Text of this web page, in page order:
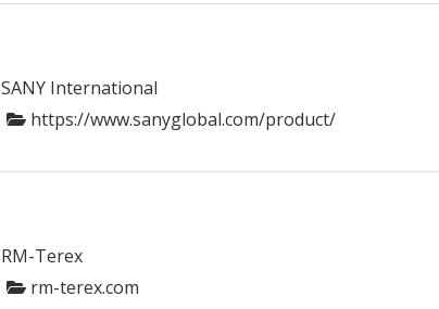
SANY International
https://www.sanyglobal.com/product/
RM-Terex
rm-terex.com